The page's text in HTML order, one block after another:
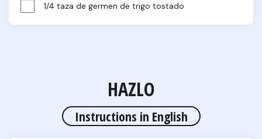
1/4 taza de germen de trigo tostado
HAZLO
Instructions in English